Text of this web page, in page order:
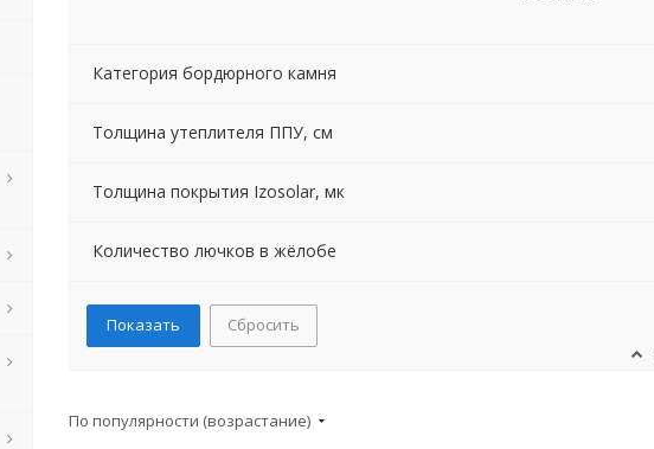
Категория бордюрного камня
Толщина утеплителя ППУ, см
Толщина покрытия Izosolar, мк
Количество лючков в жёлобе
Сбросить
По популярности (возрастание)